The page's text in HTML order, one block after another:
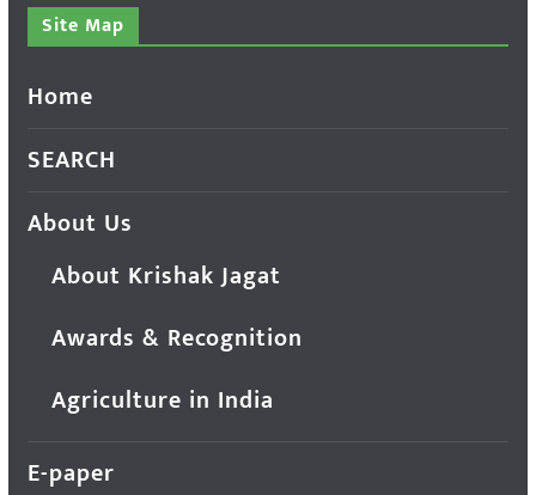
Site Map
Home
SEARCH
About Us
About Krishak Jagat
Awards & Recognition
Agriculture in India
E-paper